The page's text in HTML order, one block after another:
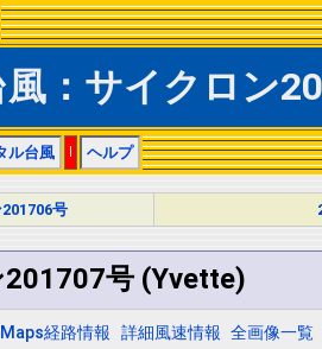
：サイクロン
ル台風 | ヘルプ
号
号 (Yvette)
経路情報 詳細風速情報 全画像一覧